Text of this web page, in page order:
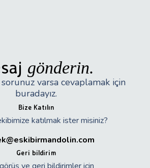
gönderin.
varsa cevaplamak için
buradayız.
Bize Katılın
katılmak ister misiniz?
Geri bildirim